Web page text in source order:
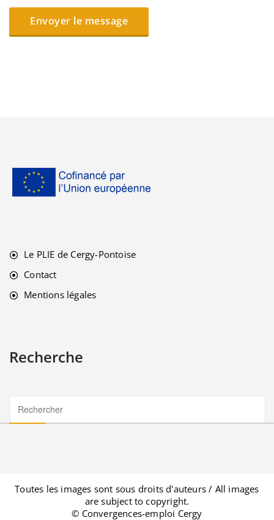
Le PLIE de Cergy-Pontoise
Contact
Mentions légales
Recherche
Toutes les images sont sous droits d'auteurs / All images
are subject to copyright.
© Convergences-emploi Cergy